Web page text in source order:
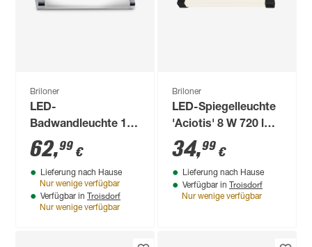
Briloner
LED-
Badwandleuchte 10
W 1200 lm
neutralweiß 8,7 x 5,2
x 615 cm
62,99 €
Lieferung nach Hause
Nur wenige verfügbar
Verfügbar in Troisdorf
Nur wenige verfügbar
Briloner
LED-Spiegelleuchte
'Aciotis' 8 W 720 lm
neutralweiß 34 x 2,8
x 6,7 cm
34,99 €
Lieferung nach Hause
Verfügbar in Troisdorf
Nur wenige verfügbar